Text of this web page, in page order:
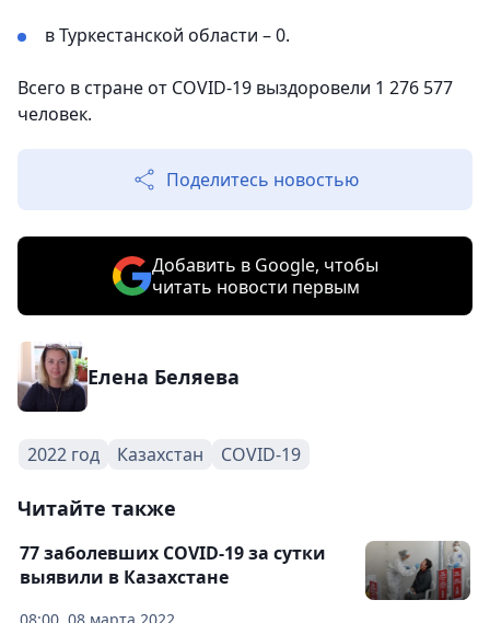
в Туркестанской области – 0.
Всего в стране от COVID-19 выздоровели 1 276 577
человек.
Поделитесь новостью
Добавить в Google, чтобы
читать новости первым
Елена Беляева
2022 год Казахстан COVID-19
Читайте также
08:00, 08 марта 2022
77 заболевших COVID-19 за сутки
выявили в Казахстане